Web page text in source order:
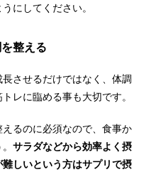
にしてください。
整える
させるだけではなく、体調
レに臨める事も大切です。
るのに必須なので、食事か
サラダなどから効率よく摂
しいという方はサプリで摂